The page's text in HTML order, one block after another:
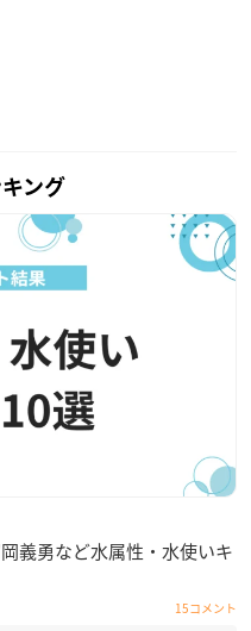
ング
義勇など水属性・水使いキ
15コメント